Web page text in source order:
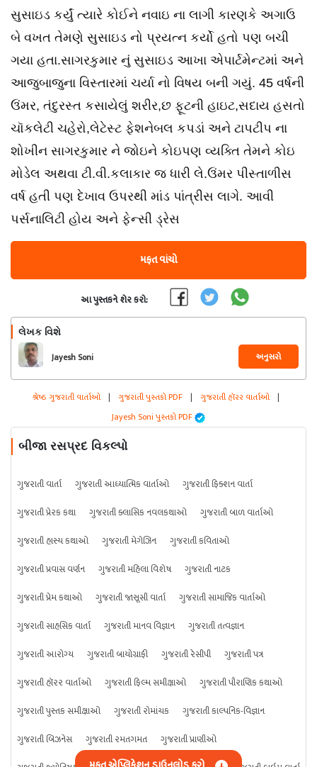
સુસાઇડ કર્યું ત્યારે કોઈને નવાઇ ના લાગી કારણકે અગાઉ
બે વખત તેમણે સુસાઇડ નો પ્રયત્ન કર્યો હતો પણ બચી
ગયા હતા.સાગરકુમાર નું સુસાઇડ આખા એપાર્ટમેન્ટમાં અને
આજુબાજુના વિસ્તારમાં ચર્યા નો વિષય બની ગયું. 45 વર્ષની
ઉંમર, તંદુરસ્ત કસાયેલું શરીર,છ ફૂટની હાઇટ,સદાય હસતો
ચૉકલેટી ચહેરો,લેટેસ્ટ ફેશનેબલ કપડાં અને ટાપટીપ ના
શોખીન સાગરકુમાર ને જોઇને કોઇપણ વ્યક્તિ તેમને કોઇ
મોડેલ અથવા ટી.વી.કલાકાર જ ધારી લે.ઉંમર પીસ્તાળીસ
વર્ષ હતી પણ દેખાવ ઉપરથી માંડ પાંત્રીસ લાગે. આવી
પર્સનાલિટી હોય અને ફેન્સી ડ્રેસ
મફત વાંચો
આ પુસ્તકને શેર કરો:
લેખક વિશે
Jayesh Soni અનુસરો
શ્રેષ્ઠ ગુજરાતી વાર્તાઓ | ગુજરાતી પુસ્તકો PDF | ગુજરાતી હૉરર વાર્તાઓ |
Jayesh Soni પુસ્તકો PDF
બીજા રસપ્રદ વિકલ્પો
ગુજરાતી વાર્તા ગુજરાતી આધ્યાત્મિક વાર્તાઓ
ગુજરાતી ફિક્શન વાર્તા
ગુજરાતી પ્રેરક કથા
ગુજરાતી ક્લાસિક નવલકથાઓ
ગુજરાતી બાળ વાર્તાઓ
ગુજરાતી હાસ્ય કથાઓ
ગુજરાતી મેગેઝિન
ગુજરાતી કવિતાઓ
ગુજરાતી પ્રવાસ વર્ણન
ગુજરાતી મહિલા વિશેષ
ગુજરાતી નાટક
ગુજરાતી પ્રેમ કથાઓ
ગુજરાતી જાસૂસી વાર્તા
ગુજરાતી સામાજિક વાર્તાઓ
ગુજરાતી સાહસિક વાર્તા
ગુજરાતી માનવ વિજ્ઞાન
ગુજરાતી તત્વજ્ઞાન
ગુજરાતી આરોગ્ય
ગુજરાતી બાયોગ્રાફી ગુજરાતી રેસીપી
ગુજરાતી પત્ર
ગુજરાતી હૉરર વાર્તાઓ
ગુજરાતી ફિલ્મ સમીક્ષાઓ
ગુજરાતી પૌરાણિક કથાઓ
ગુજરાતી પુસ્તક સમીક્ષાઓ
ગુજરાતી રોમાંચક
ગુજરાતી કાલ્પનિક-વિજ્ઞાન
ગુજરાતી બિઝનેસ
ગુજરાતી રમતગમત
ગુજરાતી પ્રાણીઓ